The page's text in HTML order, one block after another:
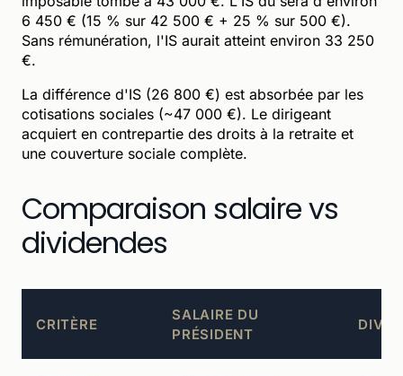
6 450 € (15 % sur 42 500 € + 25 % sur 500 €).
Sans rémunération, l'IS aurait atteint environ 33 250
€.
La différence d'IS (26 800 €) est absorbée par les
cotisations sociales (~47 000 €). Le dirigeant
acquiert en contrepartie des droits à la retraite et
une couverture sociale complète.
Comparaison salaire vs
dividendes
CRITÈRE
SALAIRE DU
PRÉSIDENT